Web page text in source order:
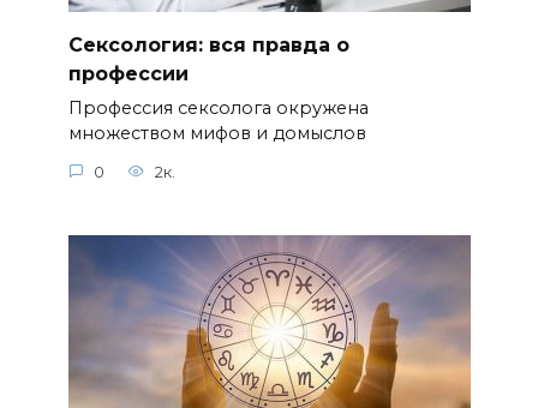
Сексология: вся правда о
профессии
Профессия сексолога окружена
множеством мифов и домыслов
0 2к.